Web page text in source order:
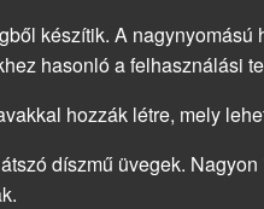
készítik. A nagynyomású
hasonló a felhasználási
hozzák létre, mely
díszmű üvegek.